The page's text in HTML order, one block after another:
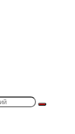
Поиск